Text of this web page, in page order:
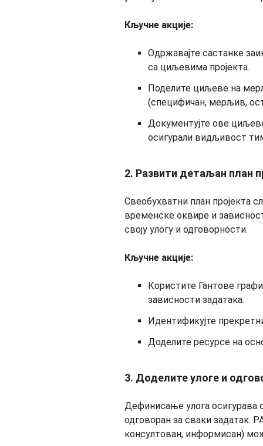
Кључне акције:
Одржавајте састанке
са циљевима пројекта.
Поделите циљеве на
(специфичан, мерљив,
Документујте ове
осигурали видљивост
2. Развити детаљан план
Свеобухватни план пројекта
временске оквире и
своју улогу и одговорности.
Кључне акције:
Користите Гантове
зависности задатака.
Идентификујте
Доделите ресурсе на
3. Доделите улоге и
Дефинисање улога осигурава
одговоран за сваки задатак.
консултован, информисан)